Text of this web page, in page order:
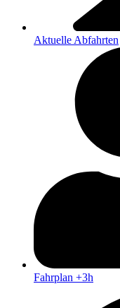
Aktuelle Abfahrten
Fahrplan +3h